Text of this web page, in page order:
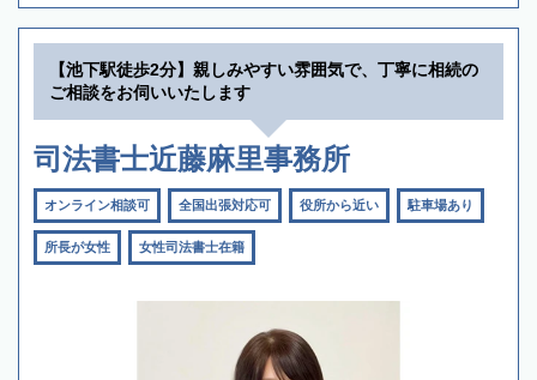
【池下駅徒歩2分】親しみやすい雰囲気で、丁寧に相続の
ご相談をお伺いいたします
司法書士近藤麻里事務所
オンライン相談可 全国出張対応可 役所から近い 駐車場あり
所長が女性 女性司法書士在籍